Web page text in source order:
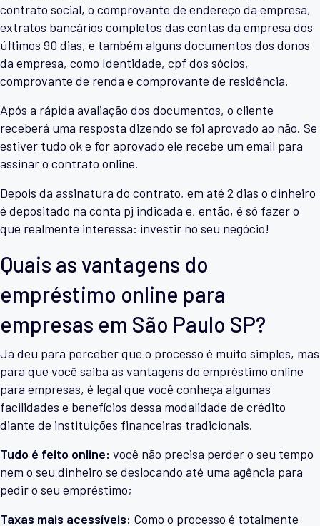
contrato social, o comprovante de endereço da empresa,
extratos bancários completos das contas da empresa dos
últimos 90 dias, e também alguns documentos dos donos
da empresa, como Identidade, cpf dos sócios,
comprovante de renda e comprovante de residência.
Após a rápida avaliação dos documentos, o cliente
receberá uma resposta dizendo se foi aprovado ao não. Se
estiver tudo ok e for aprovado ele recebe um email para
assinar o contrato online.
Depois da assinatura do contrato, em até 2 dias o dinheiro
é depositado na conta pj indicada e, então, é só fazer o
que realmente interessa: investir no seu negócio!
Quais as vantagens do
empréstimo online para
empresas em São Paulo SP?
Já deu para perceber que o processo é muito simples, mas
para que você saiba as vantagens do empréstimo online
para empresas, é legal que você conheça algumas
facilidades e benefícios dessa modalidade de crédito
diante de instituições financeiras tradicionais.
Tudo é feito online: você não precisa perder o seu tempo
nem o seu dinheiro se deslocando até uma agência para
pedir o seu empréstimo;
Taxas mais acessíveis: Como o processo é totalmente